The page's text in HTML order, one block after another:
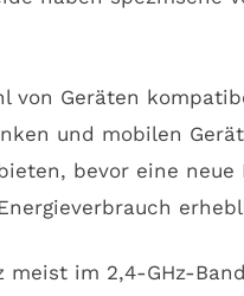
Geräten
und mobilen
bevor eine
im 2,4-GHz-